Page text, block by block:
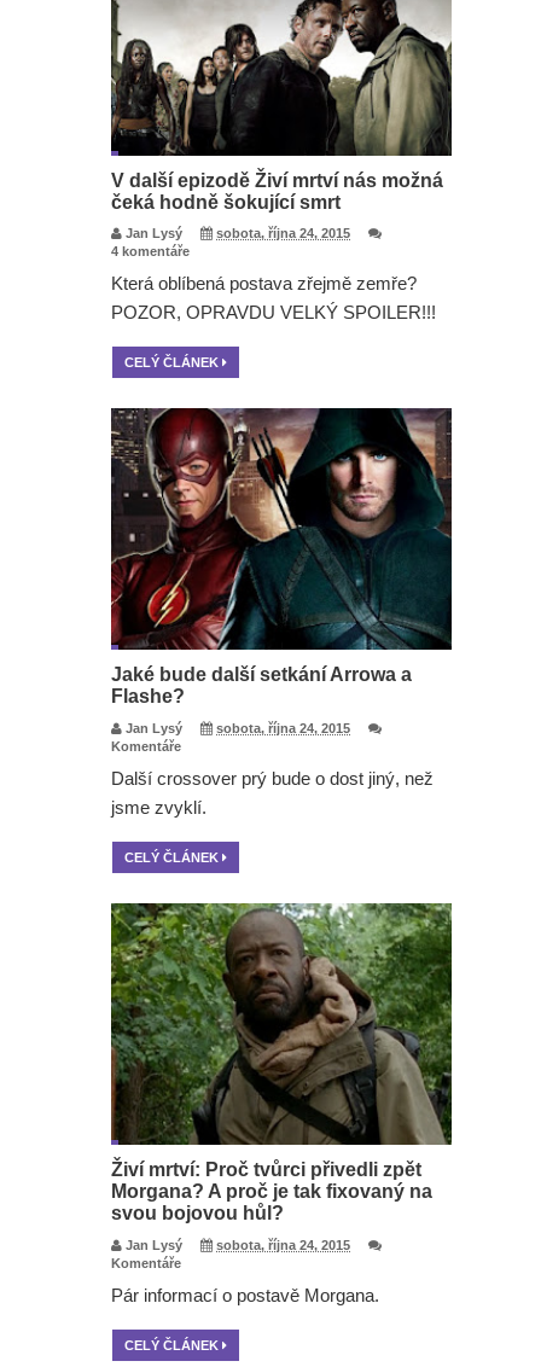
V další epizodě Živí mrtví nás možná
čeká hodně šokující smrt
Jan Lysý
sobota, října 24, 2015
4 komentáře
Která oblíbená postava zřejmě zemře?
POZOR, OPRAVDU VELKÝ SPOILER!!!
CELÝ ČLÁNEK
Jaké bude další setkání Arrowa a
Flashe?
Jan Lysý
sobota, října 24, 2015
Komentáře
Další crossover prý bude o dost jiný, než
jsme zvyklí.
CELÝ ČLÁNEK
Živí mrtví: Proč tvůrci přivedli zpět
Morgana? A proč je tak fixovaný na
svou bojovou hůl?
Jan Lysý
sobota, října 24, 2015
Komentáře
Pár informací o postavě Morgana.
CELÝ ČLÁNEK